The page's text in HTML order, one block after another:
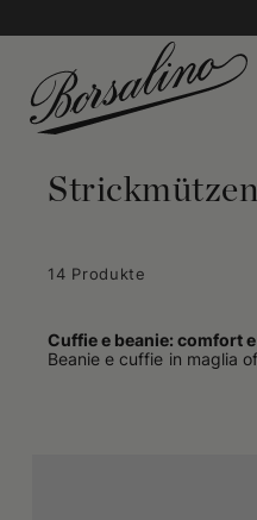
Strickmützen
14 Produkte
Cuffie e beanie: comfort
Beanie e cuffie in maglia
Chi cerca la massima
Sia i beanie che le cuffie